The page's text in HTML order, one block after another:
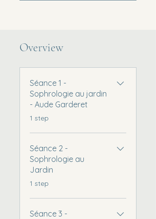
Overview
Séance 1 -
Sophrologie au jardin
- Aude Garderet
.1 step
Séance 2 -
Sophrologie au
Jardin
.1 step
Séance 3 -